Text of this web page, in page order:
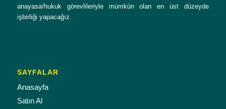
anayasa/hukuk görevlileriyle mümkün olan en üst düzeyde
işbirliği yapacağız.
SAYFALAR
Anasayfa
Satın Al